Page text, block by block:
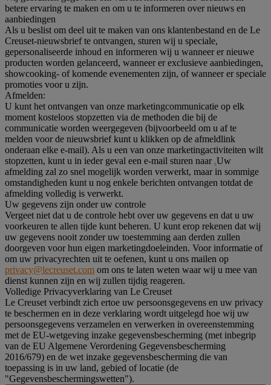
betere ervaring te maken en om u te informeren over nieuws en
aanbiedingen
Als u beslist om deel uit te maken van ons klantenbestand en de Le
Creuset-nieuwsbrief te ontvangen, sturen wij u speciale,
gepersonaliseerde inhoud en informeren wij u wanneer er nieuwe
producten worden gelanceerd, wanneer er exclusieve aanbiedingen,
showcooking- of komende evenementen zijn, of wanneer er speciale
promoties voor u zijn.
Afmelden:
U kunt het ontvangen van onze marketingcommunicatie op elk
moment kosteloos stopzetten via de methoden die bij de
communicatie worden weergegeven (bijvoorbeeld om u af te
melden voor de nieuwsbrief kunt u klikken op de afmeldlink
onderaan elke e-mail). Als u een van onze marketingactiviteiten wilt
stopzetten, kunt u in ieder geval een e-mail sturen naar .Uw
afmelding zal zo snel mogelijk worden verwerkt, maar in sommige
omstandigheden kunt u nog enkele berichten ontvangen totdat de
afmelding volledig is verwerkt.
Uw gegevens zijn onder uw controle
Vergeet niet dat u de controle hebt over uw gegevens en dat u uw
voorkeuren te allen tijde kunt beheren. U kunt erop rekenen dat wij
uw gegevens nooit zonder uw toestemming aan derden zullen
doorgeven voor hun eigen marketingdoeleinden. Voor informatie of
om uw privacyrechten uit te oefenen, kunt u ons mailen op
privacy@lecreuset.com om ons te laten weten waar wij u mee van
dienst kunnen zijn en wij zullen tijdig reageren.
Volledige Privacyverklaring van Le Creuset
Le Creuset verbindt zich ertoe uw persoonsgegevens en uw privacy
te beschermen en in deze verklaring wordt uitgelegd hoe wij uw
persoonsgegevens verzamelen en verwerken in overeenstemming
met de EU-wetgeving inzake gegevensbescherming (met inbegrip
van de EU Algemene Verordening Gegevensbescherming
2016/679) en de wet inzake gegevensbescherming die van
toepassing is in uw land, gebied of locatie (de
"Gegevensbeschermingswetten").